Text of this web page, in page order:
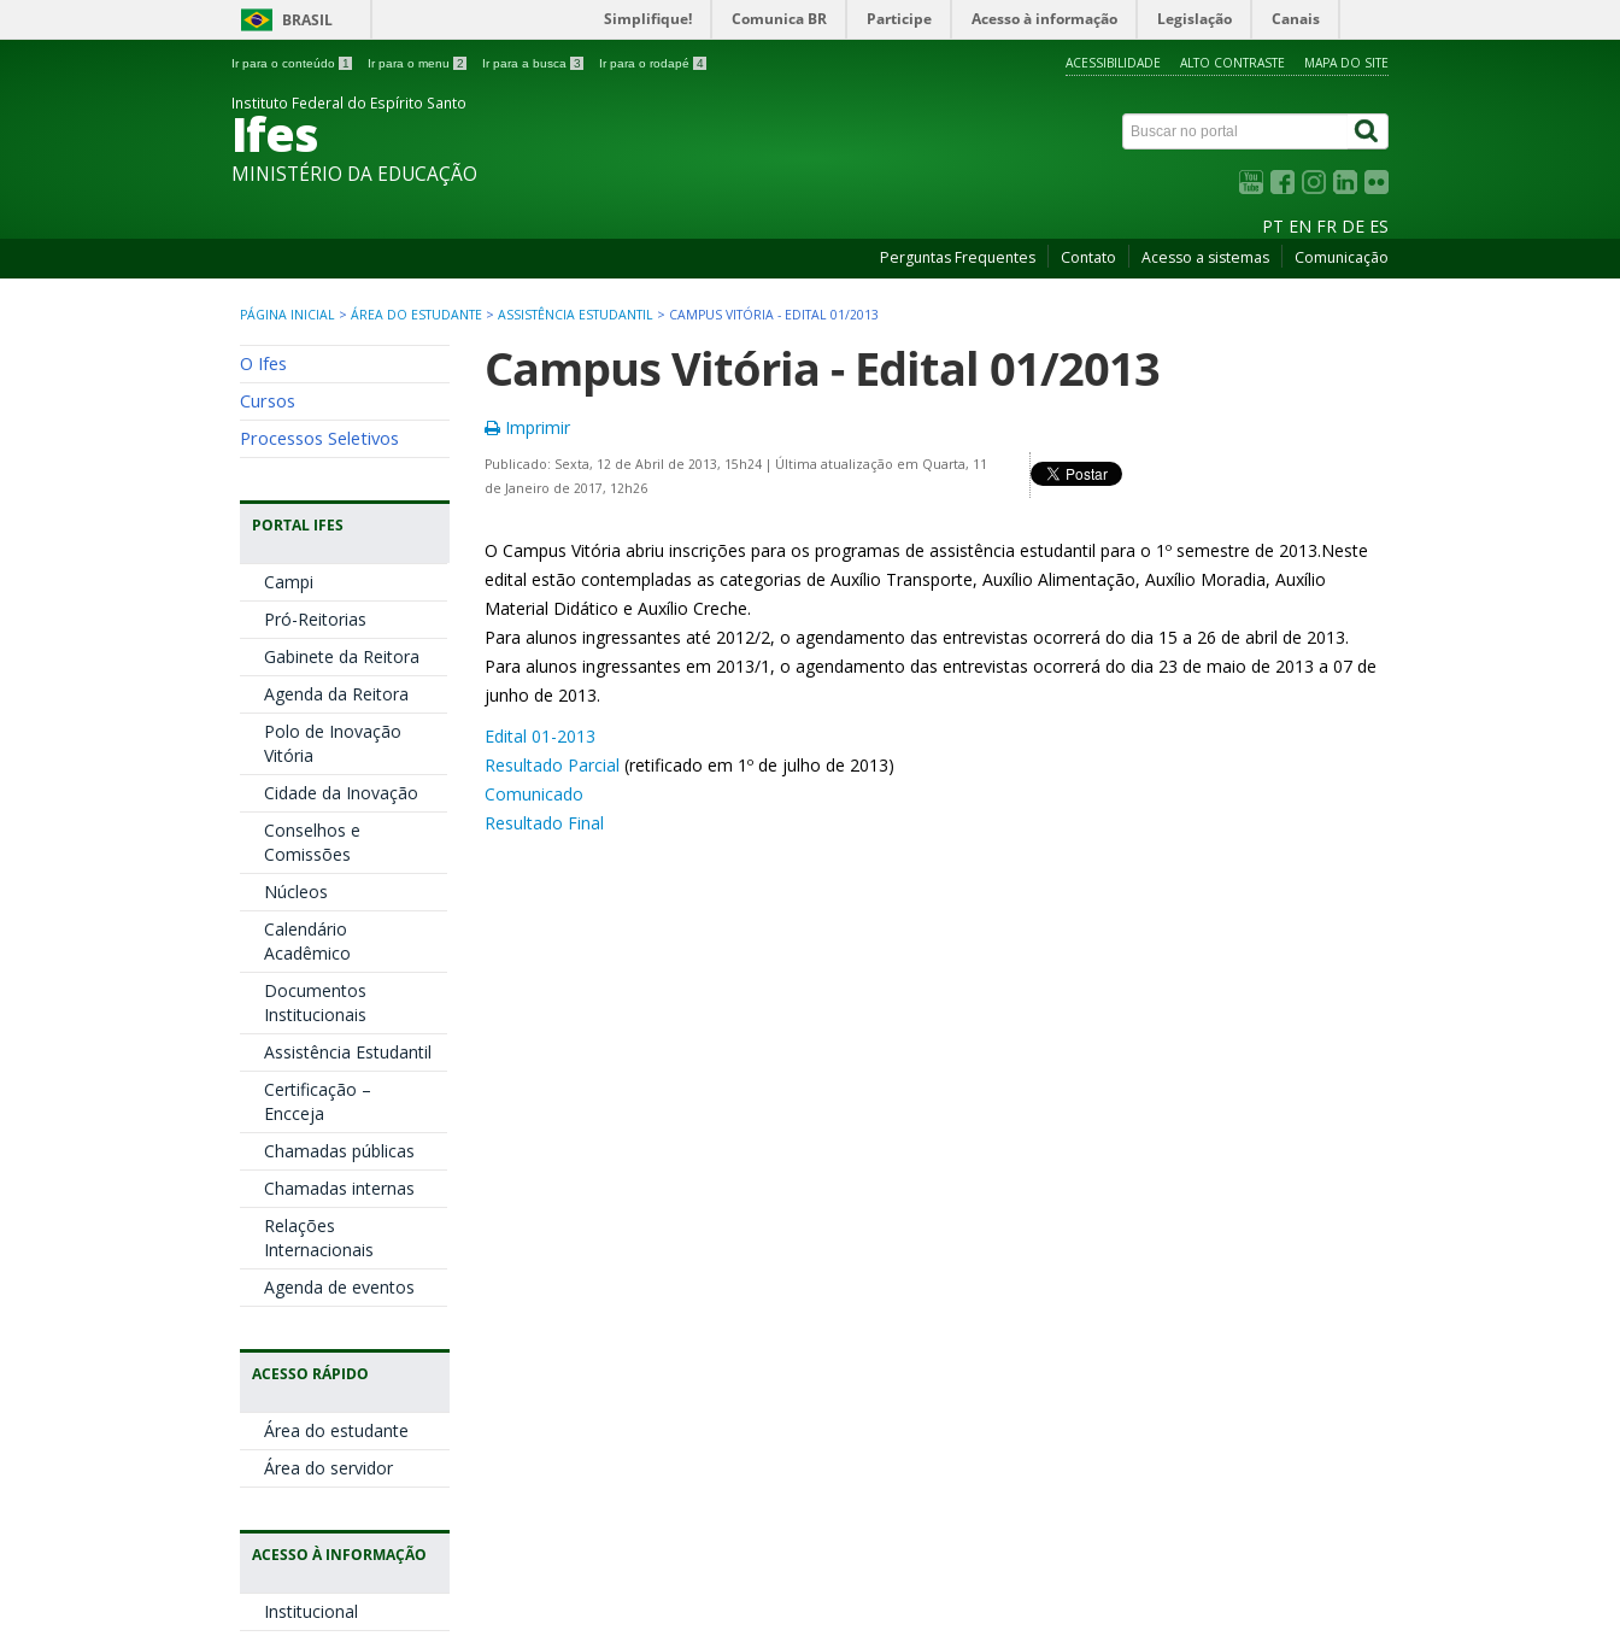
BRASIL Simplifique! Comunica BR Participe Acesso à informação Legislação Canais
Ir para o conteúdo 1 Ir para o menu 2 Ir para a busca 3 Ir para o rodapé 4 ACESSIBILIDADE ALTO CONTRASTE MAPA DO SITE
Instituto Federal do Espírito Santo
Ifes
MINISTÉRIO DA EDUCAÇÃO
PT EN FR DE ES
Perguntas Frequentes Contato Acesso a sistemas Comunicação
PÁGINA INICIAL > ÁREA DO ESTUDANTE > ASSISTÊNCIA ESTUDANTIL > CAMPUS VITÓRIA - EDITAL 01/2013
O Ifes
Cursos
Processos Seletivos
PORTAL IFES
Campi
Pró-Reitorias
Gabinete da Reitora
Agenda da Reitora
Polo de Inovação
Vitória
Cidade da Inovação
Conselhos e
Comissões
Núcleos
Calendário
Acadêmico
Documentos
Institucionais
Assistência Estudantil
Certificação –
Encceja
Chamadas públicas
Chamadas internas
Relações
Internacionais
Agenda de eventos
ACESSO RÁPIDO
Área do estudante
Área do servidor
ACESSO À INFORMAÇÃO
Institucional
Campus Vitória - Edital 01/2013
Imprimir
Publicado: Sexta, 12 de Abril de 2013, 15h24 | Última atualização em Quarta, 11
de Janeiro de 2017, 12h26
O Campus Vitória abriu inscrições para os programas de assistência estudantil para o 1º semestre de 2013.Neste
edital estão contempladas as categorias de Auxílio Transporte, Auxílio Alimentação, Auxílio Moradia, Auxílio
Material Didático e Auxílio Creche.
Para alunos ingressantes até 2012/2, o agendamento das entrevistas ocorrerá do dia 15 a 26 de abril de 2013.
Para alunos ingressantes em 2013/1, o agendamento das entrevistas ocorrerá do dia 23 de maio de 2013 a 07 de
junho de 2013.
Edital 01-2013
Resultado Parcial (retificado em 1º de julho de 2013)
Comunicado
Resultado Final